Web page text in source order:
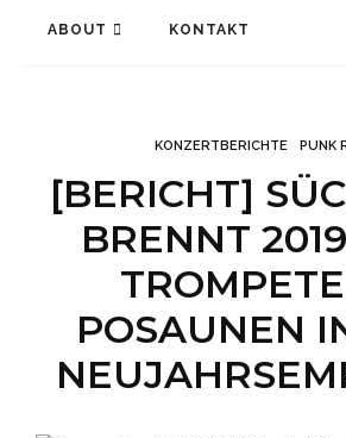
ABOUT KONTAKT
KONZERTBERICHTE PUNK
[BERICHT]
BRENNT
POSAUNEN